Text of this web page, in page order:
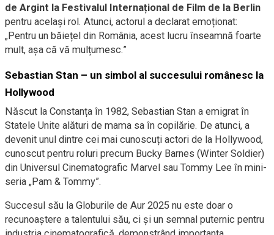
de Argint la Festivalul Internațional de Film de la Berlin
pentru același rol. Atunci, actorul a declarat emoționat:
„Pentru un băiețel din România, acest lucru înseamnă foarte
mult, așa că vă mulțumesc.”
Sebastian Stan – un simbol al succesului românesc la
Hollywood
Născut la Constanța în 1982, Sebastian Stan a emigrat în
Statele Unite alături de mama sa în copilărie. De atunci, a
devenit unul dintre cei mai cunoscuți actori de la Hollywood,
cunoscut pentru roluri precum Bucky Barnes (Winter Soldier)
din Universul Cinematografic Marvel sau Tommy Lee în mini-
seria „Pam & Tommy”.
Succesul său la Globurile de Aur 2025 nu este doar o
recunoaștere a talentului său, ci și un semnal puternic pentru